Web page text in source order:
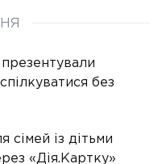
без
сімей із дітьми
«Дія.Картку»